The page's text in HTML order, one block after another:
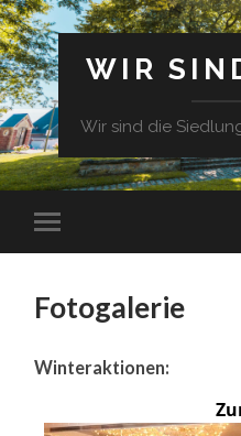
WIR
Wir sind die
Fotogalerie
Winteraktionen: